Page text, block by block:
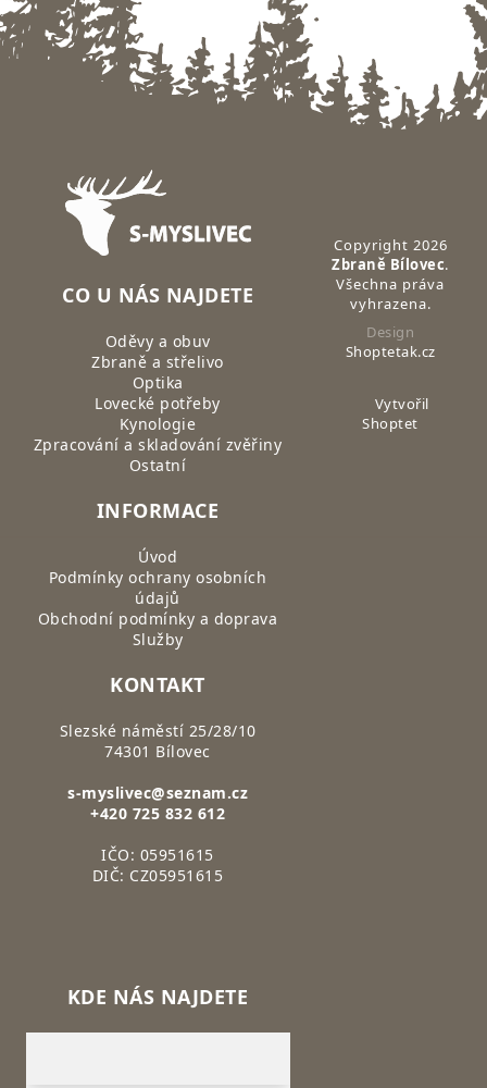
Zápatí
CO U NÁS NAJDETE
Oděvy a obuv
Zbraně a střelivo
Optika
Lovecké potřeby
Kynologie
Zpracování a skladování zvěřiny
Ostatní
INFORMACE
Úvod
Podmínky ochrany osobních
údajů
Obchodní podmínky a doprava
Služby
KONTAKT
Slezské náměstí 25/28/10
74301 Bílovec
s-myslivec@seznam.cz
+420 725 832 612
IČO: 05951615
DIČ: CZ05951615
KDE NÁS NAJDETE
Copyright 2026
Zbraně Bílovec.
Všechna práva
vyhrazena.
Design
Shoptetak.cz
Vytvořil
Shoptet